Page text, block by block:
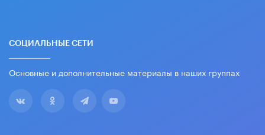
СОЦИАЛЬНЫЕ СЕТИ
Основные и дополнительные материалы в наших группах